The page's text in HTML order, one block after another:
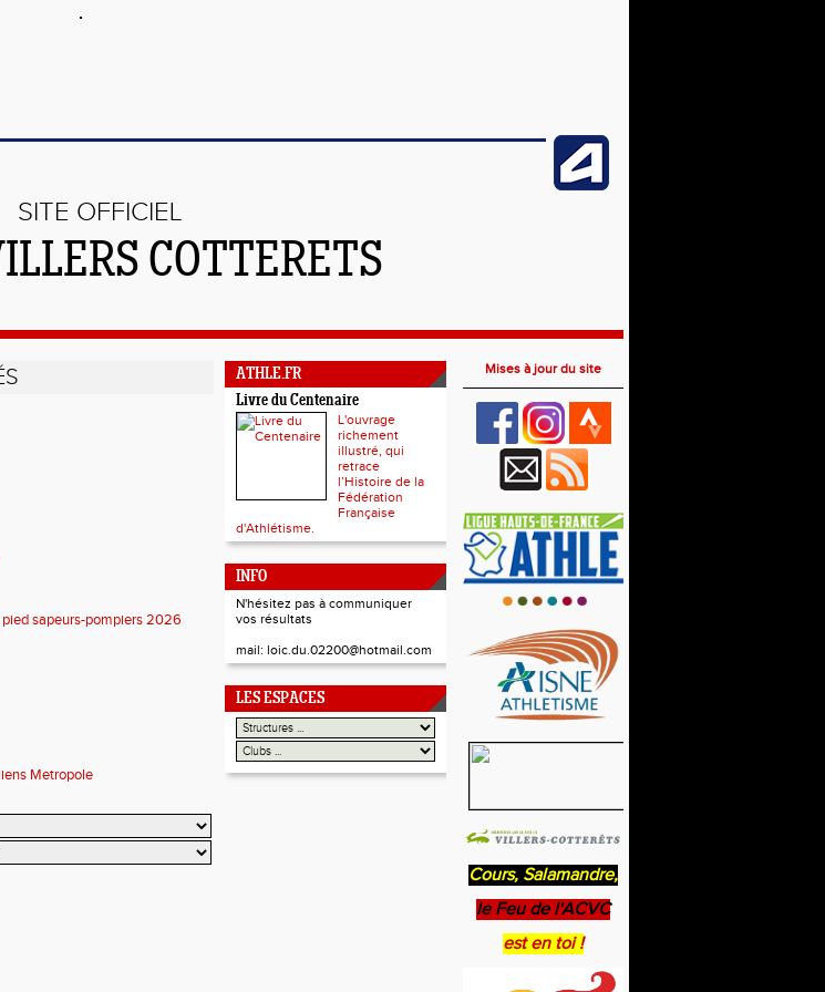
SITE OFFICIEL
COTTERETS
sapeurs-pompiers 2026
Metropole
ATHLE.FR
Livre du Centenaire
L'ouvrage
richement
illustré, qui
retrace
l’Histoire de la
Fédération
Française
d'Athlétisme.
INFO
N'hésitez pas à communiquer
vos résultats
mail: loic.du.02200@hotmail.com
LES ESPACES
Mises à jour du site
Cours, Salamandre,
le Feu de l'ACVC
est en toi !